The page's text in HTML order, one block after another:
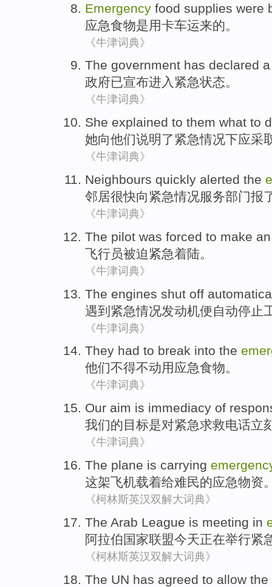
Emergency food supplies were
应急食物是用卡车运来的。
《牛津词典》
The government has declared
政府已宣布进入紧急状态。
《牛津词典》
She explained to them what to
她向他们说明了 紧急情况下应采
《牛津词典》
Neighbours quickly alerted the
邻居很快向 紧急情况服务部门报
《牛津词典》
The pilot was forced to make
飞行员被迫 紧急着陆。
《牛津词典》
The engines shut off
遇到 紧急情况发动机便自动停止
《牛津词典》
They had to break into the
他们不得不动用应急食物。
《牛津词典》
Our aim is immediacy of
我们的目标是对紧急求救电话立
《牛津词典》
The plane is carrying
这架飞机载着给难民的应急物资
《柯林斯英汉双解大词典》
The Arab League is meeting in
阿拉伯 国家联盟今天正在举行紧
《柯林斯英汉双解大词典》
The UN has agreed to allow the